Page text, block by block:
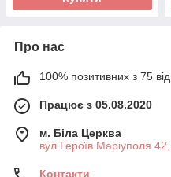
Про нас
100% позитивних з 75
Працює з 05.08.2020
м. Біла Церква
вул Героїв Маріуполя
Контакти